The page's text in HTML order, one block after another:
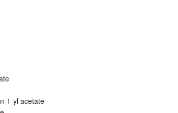
1-yl acetate